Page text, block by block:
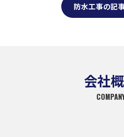
防水工事の記
会社